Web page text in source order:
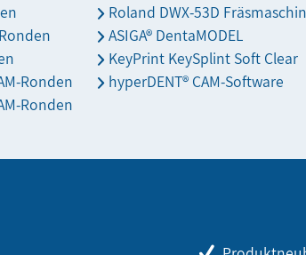
Ronden
Ronden
Roland DWX-53D
ASIGA® DentaMODEL
KeyPrint KeySplint Soft Clear
hyperDENT® CAM-Software